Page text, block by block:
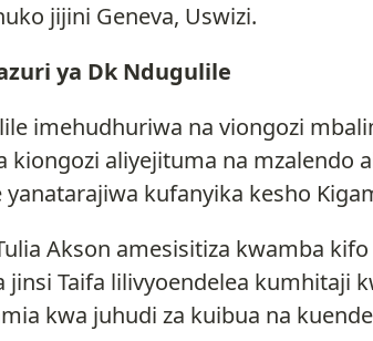
jijini Geneva, Uswizi.
ya Dk Ndugulile
imehudhuriwa na viongozi
aliyejituma na mzalendo
kufanyika kesho
Akson amesisitiza kwamba
jinsi Taifa lilivyoendelea kumhitaji
kwa juhudi za kuibua na